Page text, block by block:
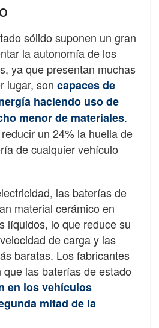
sólido suponen un gran
la autonomía de los
ya que presentan muchas
lugar, son capaces de
haciendo uso de
menor de materiales.
un 24% la huella de
de cualquier vehículo
las baterías de
material cerámico en
líquidos, lo que reduce su
de carga y las
baratas. Los fabricantes
las baterías de estado
en los vehículos
mitad de la